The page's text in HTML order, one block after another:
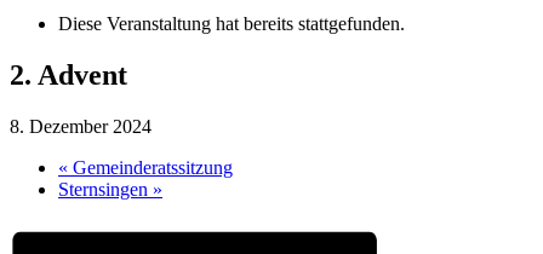
Diese Veranstaltung hat bereits stattgefunden.
2. Advent
8. Dezember 2024
« Gemeinderatssitzung
Sternsingen »